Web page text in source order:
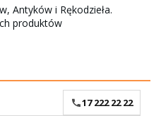
Antyków i Rękodzieła.
produktów
17 222 22 22